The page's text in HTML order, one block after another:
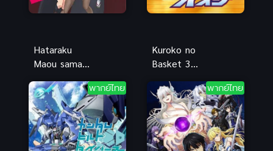
Hataraku
Maou sama
กล้าซึนซ่าส์กับ
จอมมารสู้ชีวิต
ภาค 2
Kuroko no
Basket 3
โกะ นายจืด
พลิกสังเวียน
บาส ภาค 3
พากย์ไทย พากย์ไทย